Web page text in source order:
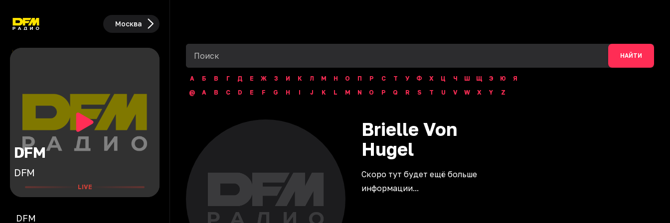
Москва
DFM
DFM
LIVE
DFM
НАЙТИ
А Б В Г Д Е Ж З И К Л М Н О П Р С Т У Ф Х Ц Ч Ш Щ Э Ю
Я
@
A B C D E F G H I J K L M N O P Q R S T U V W X Y Z
Brielle Von
Hugel
Скоро тут будет ещё больше
информации...